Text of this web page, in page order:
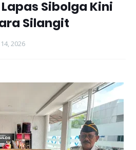
Sibolga Kini
Silangit
2026